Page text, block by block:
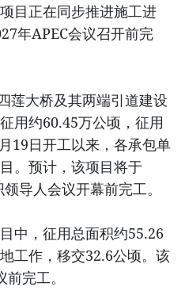
目正在同步推进施工进
年APEC会议召开前完
莲大桥及其两端引道建设
用约60.45万公顷，征用
19日开工以来，各承包单
。预计，该项目将于
导人会议开幕前完工。
中，征用总面积约55.26
工作，移交32.6公顷。该
完工。